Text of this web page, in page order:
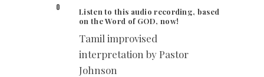
CONTACT
0
Listen to this audio recording, based
on the Word of GOD, now!
Tamil improvised
interpretation by Pastor
Johnson